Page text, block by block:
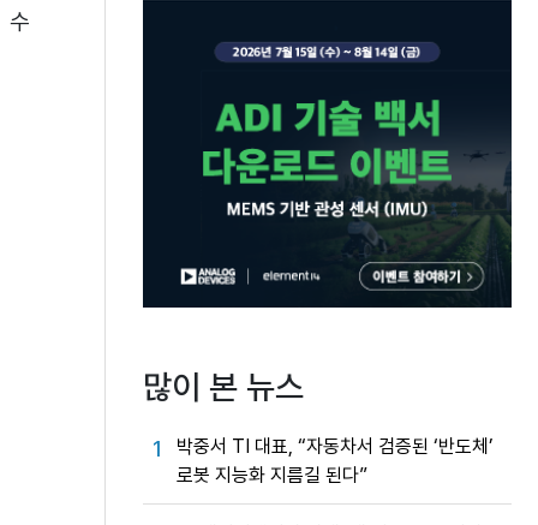
수
많이 본 뉴스
1
박중서 TI 대표, “자동차서 검증된 ‘반도체’
로봇 지능화 지름길 된다”